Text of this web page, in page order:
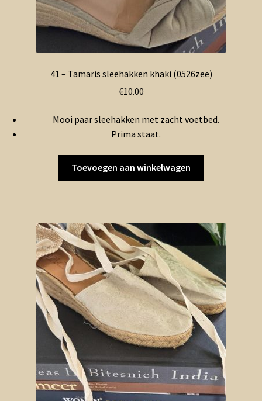
41 – Tamaris sleehakken khaki (0526zee)
€10.00
Mooi paar sleehakken met zacht voetbed.
Prima staat.
Toevoegen aan winkelwagen